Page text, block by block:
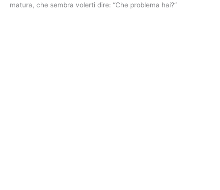
matura, che sembra volerti dire: “Che problema hai?”